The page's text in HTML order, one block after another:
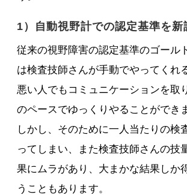
1）自動視野計での認定基準を新
従来の視野障害の認定基準のゴール
は検査技師さんが手動でやってくれ
悪い人でもコミュニケーションを取
のペースでゆっくりやることができ
しかし、そのために一人当たりの検
ってしまい、また検査技師さんの技
果にムラがあり、大まかな結果しか
うこともあります。